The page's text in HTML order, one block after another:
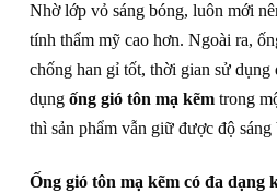
Nhờ lớp vỏ sáng bóng, luôn mới
tính thẩm mỹ cao hơn. Ngoài ra,
chống han gỉ tốt, thời gian sử
dụng ống gió tôn mạ kẽm trong
thì sản phẩm vẫn giữ được độ sáng
Ống gió tôn mạ kẽm có đa dạng